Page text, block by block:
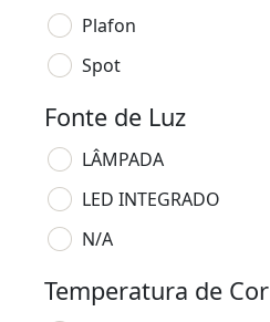
Plafon
Spot
Fonte de Luz
LÂMPADA
LED INTEGRADO
N/A
Temperatura de Cor